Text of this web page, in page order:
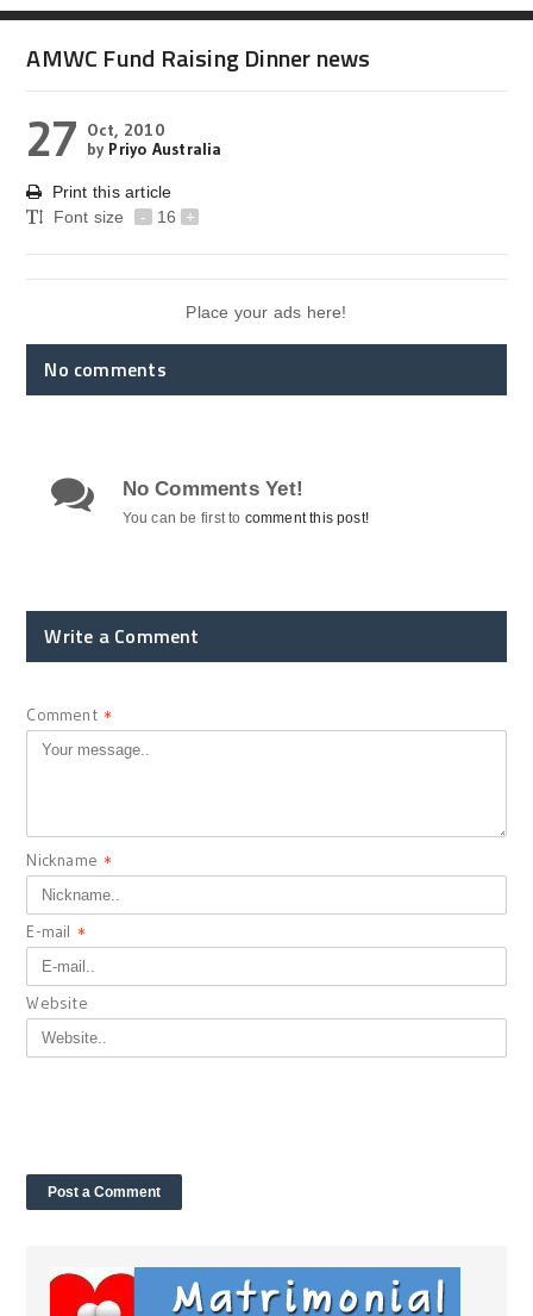
AMWC Fund Raising Dinner news
27 Oct, 2010
by Priyo Australia
Print this article
Font size
- 16 +
Place your ads here!
No comments
No Comments Yet!
You can be first to comment this post!
Write a Comment
Comment *
Nickname *
E-mail *
Website